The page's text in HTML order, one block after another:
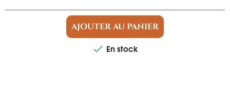
AJOUTER AU PANIER
 En stock